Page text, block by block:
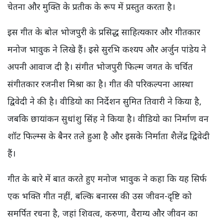
चेतना और मुक्ति के प्रतीक के रूप में प्रस्तुत करता है।
इस गीत के बोल भोजपुरी के प्रसिद्ध साहित्यकार और गीतकार
मनोज भावुक ने लिखे हैं। इसे सुरभि कश्यप और अर्जुन पांडेय ने
अपनी आवाज दी है। संगीत भोजपुरी फिल्म जगत के चर्चित
संगीतकार रजनीश मिश्रा का है। गीत की परिकल्पना आस्था
द्विवेदी ने की है। वीडियो का निर्देशन सुमित तिवारी ने किया है,
जबकि छायांकन सुधांशु सिंह ने किया है। वीडियो का निर्माण वन
शॉट फिल्म्स के बैनर तले हुआ है और इसके निर्माता शैलेंद्र द्विवेदी
हैं।
गीत के बारे में बात करते हुए मनोज भावुक ने कहा कि यह सिर्फ
एक भक्ति गीत नहीं, बल्कि बनारस की उस जीवन-दृष्टि को
समर्पित रचना है, जहां शिवत्व, करुणा, वैराग्य और जीवन का